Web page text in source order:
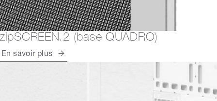
zipSCREEN.2 (base QUADRO)
En savoir plus